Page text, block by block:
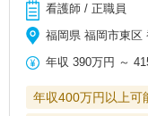
看護師 / 正職員
福岡県 福岡市東区
年収 390万円 ～
年収400万円以上可